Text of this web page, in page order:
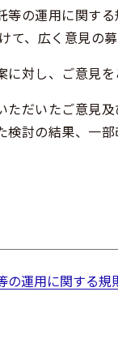
の運用に関す
て、広く意見の
対し、ご意見
だいたご意見
討の結果、一
の運用に関する